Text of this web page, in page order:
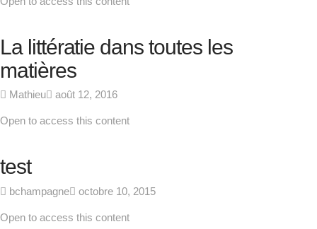
La littératie dans toutes les
matières
Mathieu août 12, 2016
Open to access this content
test
bchampagne octobre 10, 2015
Open to access this content